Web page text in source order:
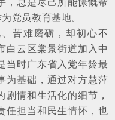
党员教育基地。
苦难磨砺，却初心不
白云区棠景街道加入中
当时广东省入党年龄最
为基础，通过对方慧萍
剧情和生活化的细节，
任担当和民生情怀，也